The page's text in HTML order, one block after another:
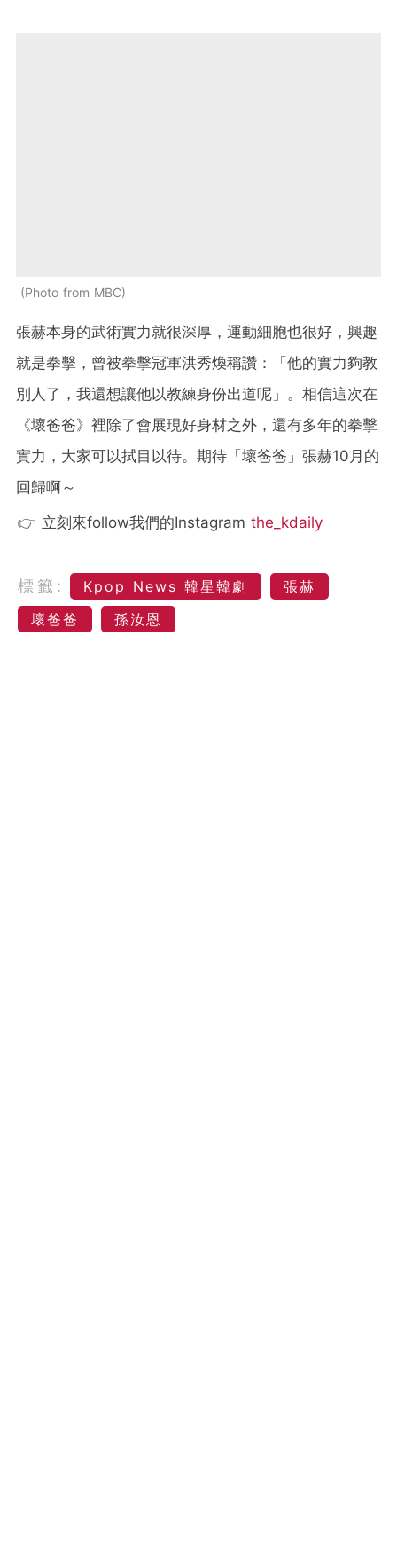
Photo from MBC
張赫本身的武術實力就很深厚，運動細胞也很好，興趣
就是拳擊，曾被拳擊冠軍洪秀煥稱讚：「他的實力夠教
別人了，我還想讓他以教練身份出道呢」。相信這次在
《壞爸爸》裡除了會展現好身材之外，還有多年的拳擊
實力，大家可以拭目以待。期待「壞爸爸」張赫10月的
回歸啊～
👉 立刻來follow我們的Instagram the_kdaily
標籤: Kpop News 韓星韓劇
張赫
壞爸爸
孫汝恩